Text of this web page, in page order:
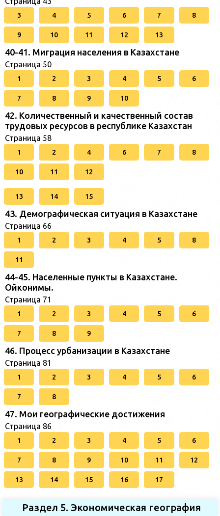
3 4 5 6 7 8
9 10 11 12 13
40-41. Миграция населения в Казахстане
Страница 50
1 2 3 4 5 6
7 8 9 10
42. Количественный и качественный состав
трудовых ресурсов в республике Казахстан
Страница 58
1 2 4 6 7 8
10 11 12
13 14 15
43. Демографическая ситуация в Казахстане
Страница 66
1 2 3 4 5 8
11
44-45. Населенные пункты в Казахстане.
Ойконимы.
Страница 71
1 2 3 4 5 6
7 8 9
46. Процесс урбанизации в Казахстане
Страница 81
1 2 3 4 5 6
7 8
47. Мои географические достижения
Страница 86
1 2 3 4 5 6
7 8 9 10 11 12
13 14 15 16 17
Раздел 5. Экономическая география